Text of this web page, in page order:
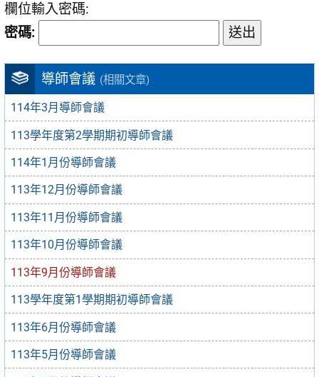
導師會議 (相關文章)
114年3月導師會議
113學年度第2學期期初導師會議
114年1月份導師會議
113年12月份導師會議
113年11月份導師會議
113年10月份導師會議
113年9月份導師會議
113學年度第1學期期初導師會議
113年6月份導師會議
113年5月份導師會議
欄位輸入密碼:
密碼: